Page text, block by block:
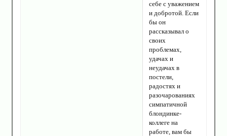
себе с уважением
и добротой. Если
бы он
рассказывал о
своих
проблемах,
удачах и
неудачах в
постели,
радостях и
разочарованиях
симпатичной
блондинке-
коллеге на
работе, вам бы